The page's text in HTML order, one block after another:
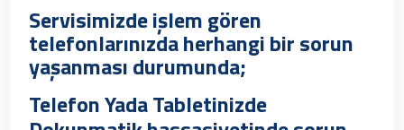
Servisimizde işlem gören
telefonlarınızda herhangi bir sorun
yaşanması durumunda;
Telefon Yada Tabletinizde